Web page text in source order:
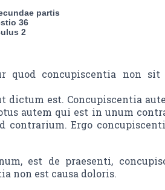
partis
36
2
quod concupiscentia non sit
est. Concupiscentia
autem qui est in unum
contrarium. Ergo
est de praesenti,
non est causa doloris.